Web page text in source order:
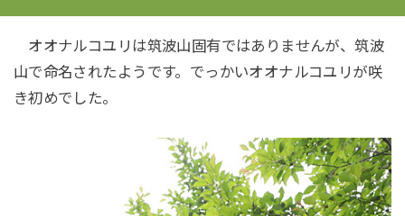
オオナルコユリは筑波山固有ではありませんが、筑波
山で命名されたようです。でっかいオオナルコユリが咲
き初めでした。